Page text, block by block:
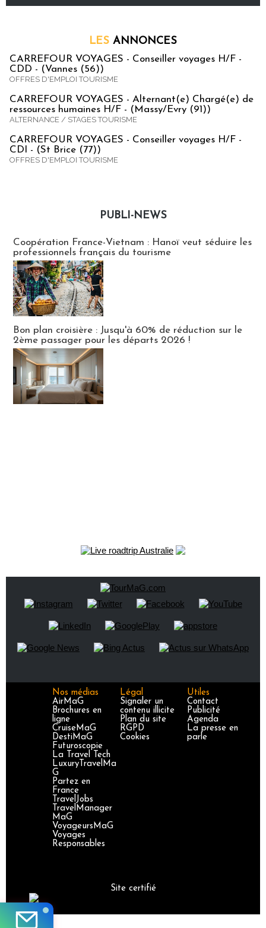
LES ANNONCES
CARREFOUR VOYAGES - Conseiller voyages H/F -
CDD - (Vannes (56))
OFFRES D'EMPLOI TOURISME
CARREFOUR VOYAGES - Alternant(e) Chargé(e) de
ressources humaines H/F - (Massy/Evry (91))
ALTERNANCE / STAGES TOURISME
CARREFOUR VOYAGES - Conseiller voyages H/F -
CDI - (St Brice (77))
OFFRES D'EMPLOI TOURISME
PUBLI-NEWS
Coopération France-Vietnam : Hanoï veut séduire les
professionnels français du tourisme
Bon plan croisière : Jusqu'à 60% de réduction sur le
2ème passager pour les départs 2026 !
Nos médias
AirMaG
Brochures en
ligne
CruiseMaG
DestiMaG
Futuroscopie
La Travel Tech
LuxuryTravelMa
G
Partez en
France
TravelJobs
TravelManager
MaG
VoyageursMaG
Voyages
Responsables
Légal
Signaler un
contenu illicite
Plan du site
RGPD
Cookies
Utiles
Contact
Publicité
Agenda
La presse en
parle
Site certifié